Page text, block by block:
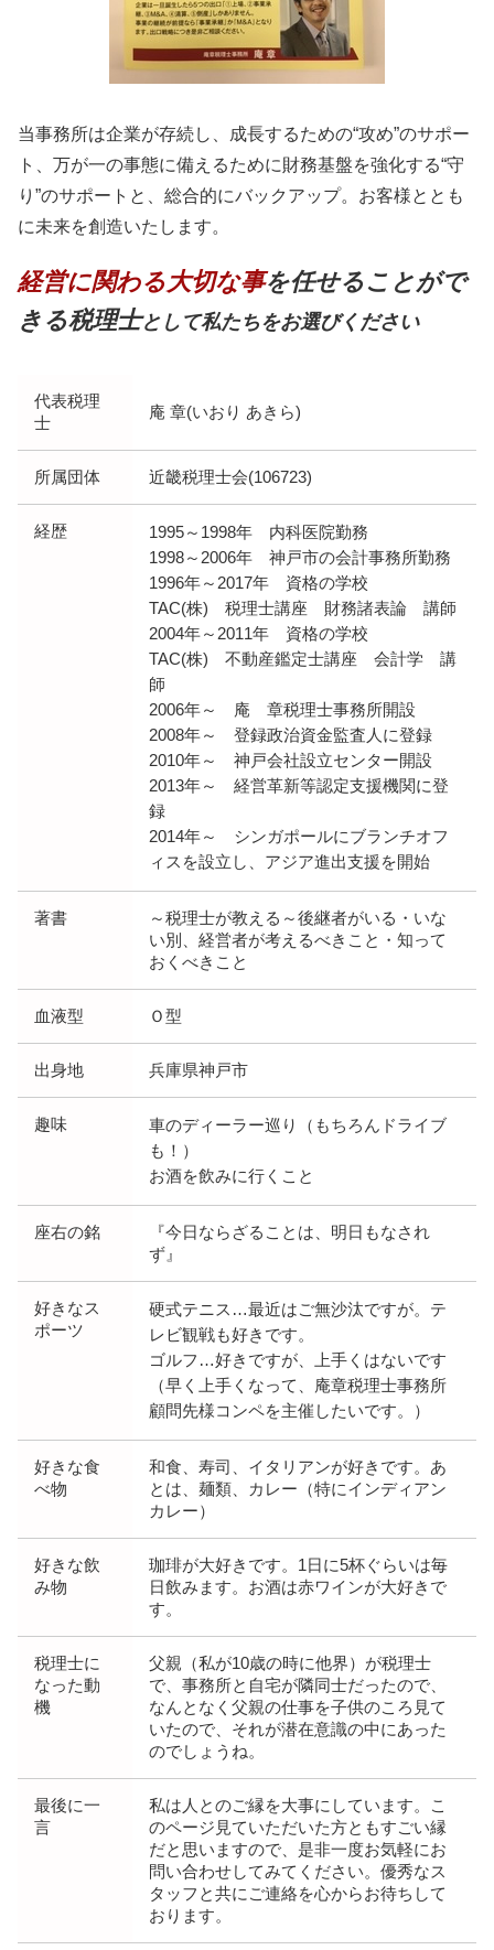
当事務所は企業が存続し、成長するための“攻め”のサポー
ト、万が一の事態に備えるために財務基盤を強化する“守
り”のサポートと、総合的にバックアップ。お客様ととも
に未来を創造いたします。
経営に関わる大切な事を任せることがで
きる税理士として私たちをお選びください
代表税理
士
庵 章(いおり あきら)
所属団体 近畿税理士会(106723)
経歴
1995～1998年 内科医院勤務
1998～2006年 神戸市の会計事務所勤務
1996年～2017年 資格の学校
TAC(株) 税理士講座 財務諸表論 講師
2004年～2011年 資格の学校
TAC(株) 不動産鑑定士講座 会計学 講
師
2006年～ 庵 章税理士事務所開設
2008年～ 登録政治資金監査人に登録
2010年～ 神戸会社設立センター開設
2013年～ 経営革新等認定支援機関に登
録
2014年～ シンガポールにブランチオフ
ィスを設立し、アジア進出支援を開始
著書
～税理士が教える～後継者がいる・いな
い別、経営者が考えるべきこと・知って
おくべきこと
血液型 Ｏ型
出身地 兵庫県神戸市
趣味
車のディーラー巡り（もちろんドライブ
も！）
お酒を飲みに行くこと
座右の銘
『今日ならざることは、明日もなされ
ず』
好きなス
ポーツ
硬式テニス…最近はご無沙汰ですが。テ
レビ観戦も好きです。
ゴルフ…好きですが、上手くはないです
（早く上手くなって、庵章税理士事務所
顧問先様コンペを主催したいです。）
好きな食
べ物
和食、寿司、イタリアンが好きです。あ
とは、麺類、カレー（特にインディアン
カレー）
好きな飲
み物
珈琲が大好きです。1日に5杯ぐらいは毎
日飲みます。お酒は赤ワインが大好きで
す。
税理士に
なった動
機
父親（私が10歳の時に他界）が税理士
で、事務所と自宅が隣同士だったので、
なんとなく父親の仕事を子供のころ見て
いたので、それが潜在意識の中にあった
のでしょうね。
最後に一
言
私は人とのご縁を大事にしています。こ
のページ見ていただいた方ともすごい縁
だと思いますので、是非一度お気軽にお
問い合わせしてみてください。優秀なス
タッフと共にご連絡を心からお待ちして
おります。